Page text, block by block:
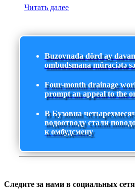
Читать далее
Buzovnada dörd ay
ombudsmana müraciətə
Four-month drainage
prompt an appeal to the
В Бузовна
водоотводу стали
к омбудсмену
Следите за нами в социальных